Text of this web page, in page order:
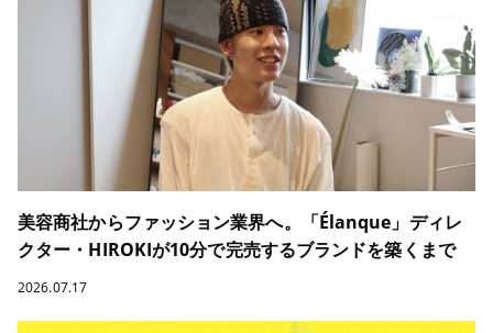
美容商社からファッション業界へ。「Élanque」ディレ
クター・HIROKIが10分で完売するブランドを築くまで
2026.07.17